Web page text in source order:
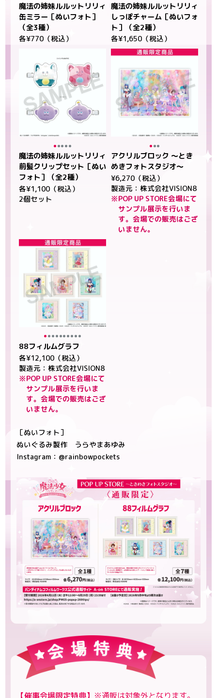
魔法の姉妹ルルットリリィ
缶ミラー［ぬいフォト］
（全3種）
各¥770（税込）
魔法の姉妹ルルットリリィ
しっぽチャーム［ぬいフォ
ト］（全2種）
各¥1,650（税込）
魔法の姉妹ルルットリリィ
前髪クリップセット［ぬい
フォト］（全2種）
各¥1,100（税込）
2個セット
アクリルブロック ～とき
めきフォトスタジオ～
¥6,270（税込）
製造元：株式会社VISION8
※POP UP STORE会場にて
サンプル展示を行いま
す。会場での販売はござ
いません。
88フィルムグラフ
各¥12,100（税込）
製造元：株式会社VISION8
※POP UP STORE会場にて
サンプル展示を行いま
す。会場での販売はござ
いません。
［ぬいフォト］
ぬいぐるみ製作 うらやまあゆみ
Instagram： @rainbowpockets
【催事会場限定特典】 ※通販は対象外となります。